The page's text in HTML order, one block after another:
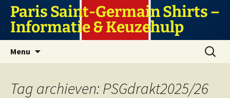
naar
inhoud
Paris Saint-Germain Shirts –
Informatie & Keuzehulp
Menu
Zoeken
naar:
Tag archieven: PSGdrakt2025/26